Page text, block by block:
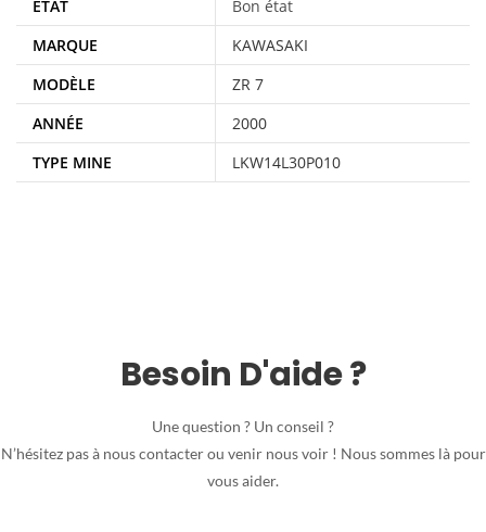
ÉTAT
Bon état
MARQUE
KAWASAKI
MODÈLE
ZR 7
ANNÉE
2000
TYPE MINE
LKW14L30P010
Besoin D'aide ?
Une question ? Un conseil ?
N’hésitez pas à nous contacter ou venir nous voir ! Nous sommes là pour
vous aider.